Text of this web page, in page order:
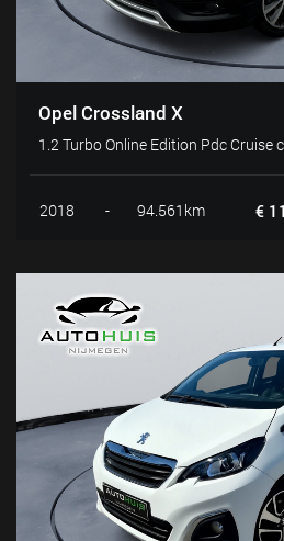
Opel Crossland X
1.2 Turbo Online Edition Pdc Cruise
2018 - 94.561km €